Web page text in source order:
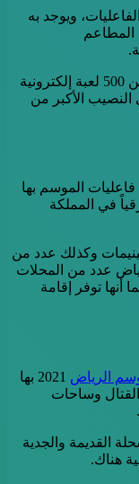
ويوجد به
المطاعم
كما أن بوليفارد رياض سيتي يتضمن ما يزيد عن 500 لعبة إلكترونية
النصيب الأكبر من
الموسم بها
في المملكة
وكذلك عدد من
عدد من المحلات
أنها توفر إقامة
الرياض
2021 بها
وساحات
القديمة والجدية
هناك.